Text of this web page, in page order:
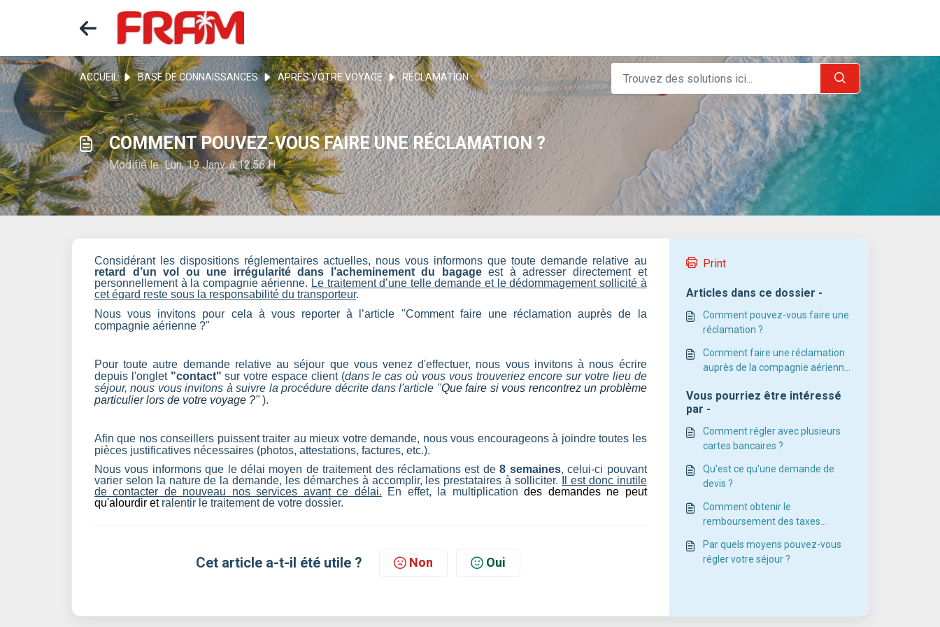
ACCUEIL BASE DE CONNAISSANCES APRÈS VOTRE VOYAGE RÉCLAMATION
COMMENT POUVEZ-VOUS FAIRE UNE RÉCLAMATION ?
Modifié le Lun, 19 Janv. à 12:56 H
Considérant les dispositions réglementaires actuelles, nous vous informons que toute demande relative au
retard d’un vol ou une irrégularité dans l’acheminement du bagageest à adresser directement et
personnellement à la compagnie aérienne. Le traitement d’une telle demande et le dédommagement sollicité à
cet égard reste sous la responsabilité du transporteur.
Nous vous invitons pour cela à vous reporter à l’article "Comment faire une réclamation auprès de la
compagnie aérienne ?"
Pour toute autre demande relative au séjour que vous venez d'effectuer, nous vous invitons à nous écrire
depuis l'onglet "contact"sur votre espace client (dans le cas où vous vous trouveriez encore sur votre lieu de
séjour, nous vous invitons à suivre la procédure décrite dans l'article "Que faire si vous rencontrez un problème
particulier lors de votre voyage ?" ).
Afin que nos conseillers puissent traiter au mieux votre demande, nous vous encourageons à joindre toutes les
pièces justificatives nécessaires (photos, attestations, factures, etc.).
Nous vous informons que le délai moyen de traitement des réclamations est de8 semaines, celui-ci pouvant
varier selon la nature de la demande, les démarches à accomplir, les prestataires à solliciter.
Il est donc inutile
de contacter de nouveau nos services avant ce délai. En effet, la multiplicationdes demandes ne peut
qu'alourdir etralentir le traitement de votre dossier.
Cet article a-t-il été utile ? Non Oui
Print
Articles dans ce dossier -
Comment pouvez-vous faire une
réclamation ?
Comment faire une réclamation
auprès de la compagnie aérienne
Vous pourriez être intéressé
par -
Comment régler avec plusieurs
cartes bancaires ?
Qu'est ce qu'une demande de
devis ?
Comment obtenir le
remboursement des taxes
Par quels moyens pouvez-vous
régler votre séjour ?